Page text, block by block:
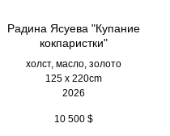
Радина Ясуева "Купание
кокпаристки"
холст, масло, золото
125 х 220cm
2026
10 500 $